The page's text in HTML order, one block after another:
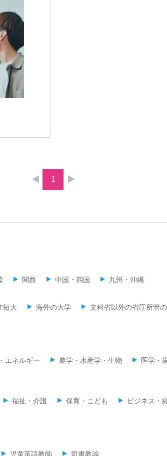
1
関西 中国・四国 九州・沖縄
短大 海外の大学 文科省以外の省庁所管
エネルギー 農学・水産学・生物 医学・
福祉・介護 保育・こども ビジネス・
児童英語教師 司書教諭